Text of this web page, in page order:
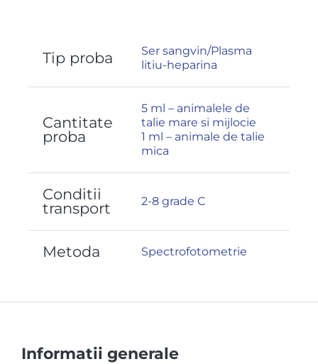
Contact
Tip proba
Ser sangvin/Plasma
litiu-heparina
Cantitate
proba
5 ml – animalele de
talie mare si mijlocie
1 ml – animale de talie
mica
Conditii
transport
2-8 grade C
Metoda Spectrofotometrie
Informatii generale